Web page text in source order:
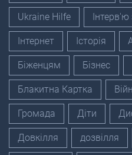
Ukraine Hilfe Інтерв'ю
Інтернет Історія
Біженцям Бізнес
Блакитна Картка
Громада Діти
Довкілля дозвілля